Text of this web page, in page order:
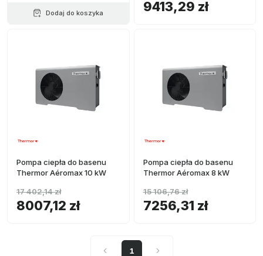
Dodaj do koszyka 9413,29 zł
Pompa ciepła do basenu
Thermor Aéromax 10 kW
8007,12 zł
17 402,14 zł
Pompa ciepła do basenu
Thermor Aéromax 8 kW
7256,31 zł
15 106,76 zł
1